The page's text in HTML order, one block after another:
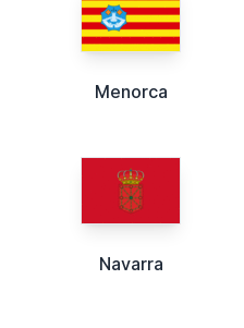
Menorca
Navarra